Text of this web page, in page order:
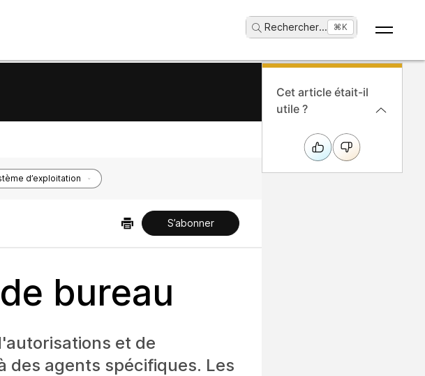
Rechercher... ⌘K
d’exploitation
S’abonner
bureau
et de
des agents spécifiques. Les
Cet article était-il
utile ?